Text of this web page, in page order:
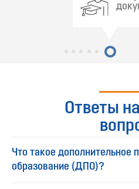
Ответы
Что такое дополнительное
образование (ДПО)?